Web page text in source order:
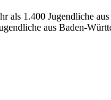
1.400 Jugendliche
aus Baden-